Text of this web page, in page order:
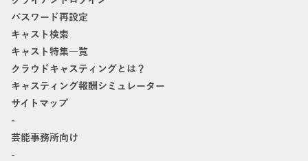
パスワード再設定
キャスト検索
キャスト特集一覧
クラウドキャスティングとは？
キャスティング報酬シミュレーター
サイトマップ
-
芸能事務所向け
-